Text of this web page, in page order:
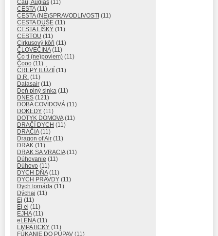
Čau, Augiáš (11)
CESTA(11)
CESTA (NE)SPRAVODLIVOSTI (11)
CESTA DUŠE (11)
CESTA LÍŠKY (11)
CESTOU (11)
Cirkusový kôň (11)
ČLOVEČINA(11)
Čo ti (ne)poviem) (11)
Čooo (11)
ČREPY ILÚZIÍ (11)
D.R. (11)
Dalasair (11)
Deň plný slnka (11)
DNES (121)
DOBA COVIDOVÁ (11)
DOKEDY (11)
DOTYK DOMOVA(11)
DRAČÍ DYCH (11)
DRAČIA(11)
Dragon of Air (11)
DRAK (11)
DRAK SA VRACIA(11)
Dúhovanie (11)
Dúhovo (11)
DYCH DŇA(11)
DYCH PRAVDY (11)
Dych tornáda (11)
Dýchaj (11)
Ej (11)
Ej ej (11)
EJHA(11)
eLENA(11)
EMPATICKY (11)
FÚKANIE DO PÚPAV (11)